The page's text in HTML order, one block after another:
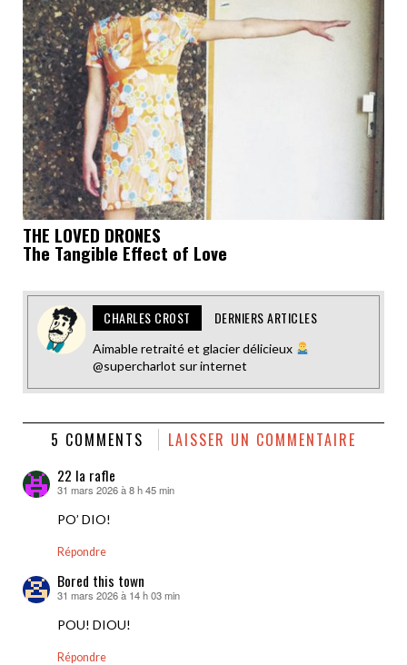
THE LOVED DRONES
The Tangible Effect of Love
CHARLES CROST DERNIERS ARTICLES
Aimable retraité et glacier délicieux
@supercharlot sur internet
5 COMMENTS LAISSER UN COMMENTAIRE
22 la rafle
dit :
31 mars 2026 à 8 h 45 min
PO’ DIO!
Répondre
Bored this town
dit :
31 mars 2026 à 14 h 03 min
POU! DIOU!
Répondre